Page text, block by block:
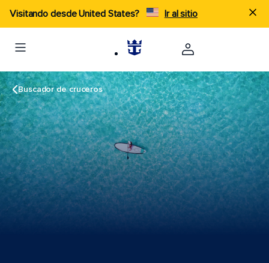
Visitando desde United States? Ir al sitio
Buscador de cruceros